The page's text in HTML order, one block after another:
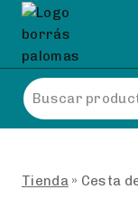
Skip
content
Buscar
por:
Tienda » Cesta